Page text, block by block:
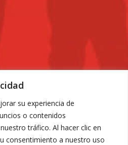
su experiencia de
o contenidos
tráfico. Al hacer clic en
consentimiento a nuestro uso
nº6. 30009 Murcia